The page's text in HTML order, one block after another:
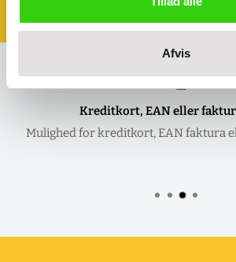
Afvis
Kreditkort, EAN eller
Mulighed for kreditkort, EAN faktura